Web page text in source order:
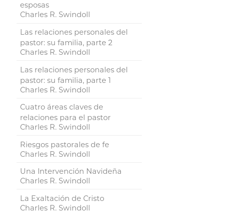
esposas
Charles R. Swindoll
Las relaciones personales del
pastor: su familia, parte 2
Charles R. Swindoll
Las relaciones personales del
pastor: su familia, parte 1
Charles R. Swindoll
Cuatro áreas claves de
relaciones para el pastor
Charles R. Swindoll
Riesgos pastorales de fe
Charles R. Swindoll
Una Intervención Navideña
Charles R. Swindoll
La Exaltación de Cristo
Charles R. Swindoll